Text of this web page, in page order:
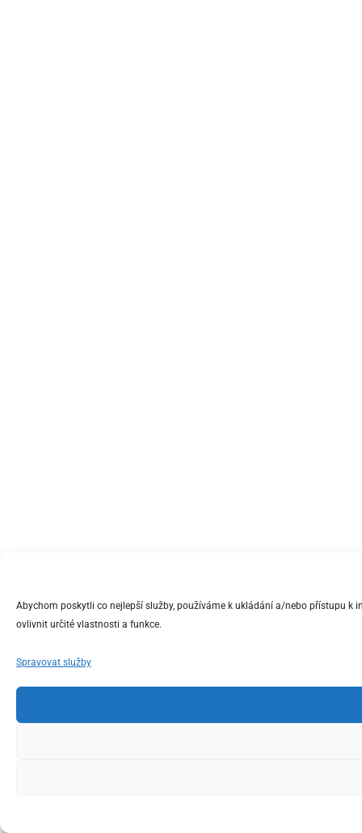
Abychom poskytli co nejlepší služby, používáme k ukládání a/nebo přístupu
ovlivnit určité vlastnosti a funkce.
Spravovat služby